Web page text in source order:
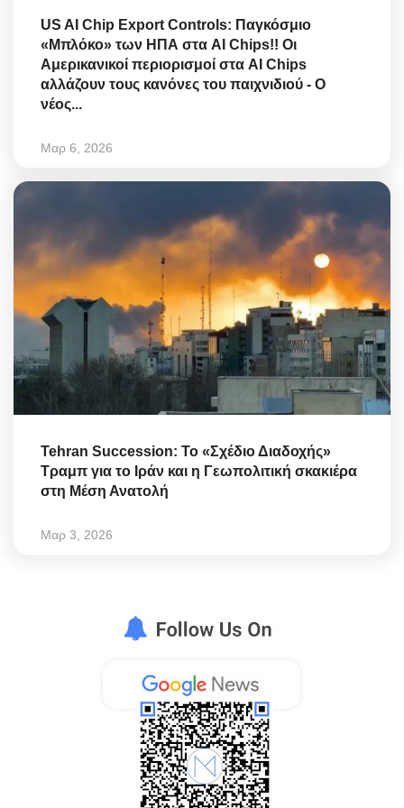
US AI Chip Export Controls: Παγκόσμιο
«Μπλόκο» των ΗΠΑ στα AI Chips!! Οι
Αμερικανικοί περιορισμοί στα AI Chips
αλλάζουν τους κανόνες του παιχνιδιού - Ο
νέος...
Μαρ 6, 2026
Tehran Succession: Το «Σχέδιο Διαδοχής»
Τραμπ για το Ιράν και η Γεωπολιτική σκακιέρα
στη Μέση Ανατολή
Μαρ 3, 2026